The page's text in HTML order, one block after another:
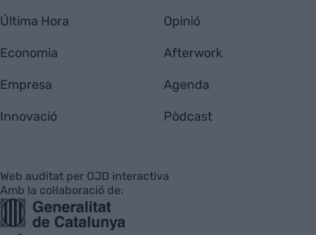
Última Hora
Economia
Empresa
Innovació
Opinió
Afterwork
Agenda
Pòdcast
Web auditat per OJD interactiva
Amb la col·laboració de: